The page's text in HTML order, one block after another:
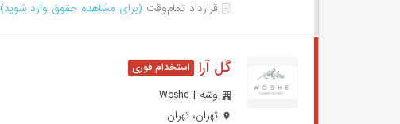
قرارداد تمام‌وقت (برای مشاهده حقوق وارد شوید)
گل آرا
وشه | Woshe
تهران، تهران